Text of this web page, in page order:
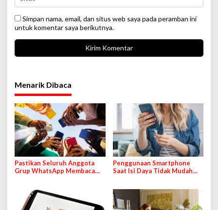
Simpan nama, email, dan situs web saya pada peramban ini
untuk komentar saya berikutnya.
Menarik Dibaca
Pastikan Seluruh Anggota
Grup WhatsApp Membaca
Penggunaan Smartphone
Saat Isi Daya Tidak Mudah